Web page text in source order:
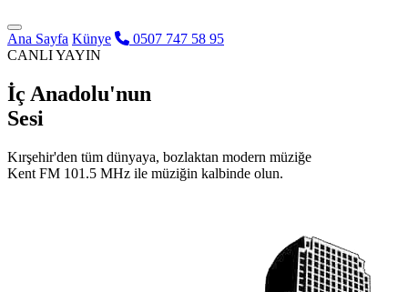
Ana Sayfa Künye
0507 747 58 95
CANLI YAYIN
İç Anadolu'nun
Sesi
Kırşehir'den tüm dünyaya, bozlaktan modern müziğe
Kent FM 101.5 MHz ile müziğin kalbinde olun.